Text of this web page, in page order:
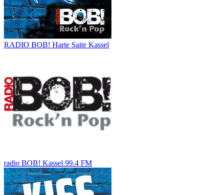
RADIO BOB! Harte Saite Kassel
radio BOB! Kassel 99.4 FM